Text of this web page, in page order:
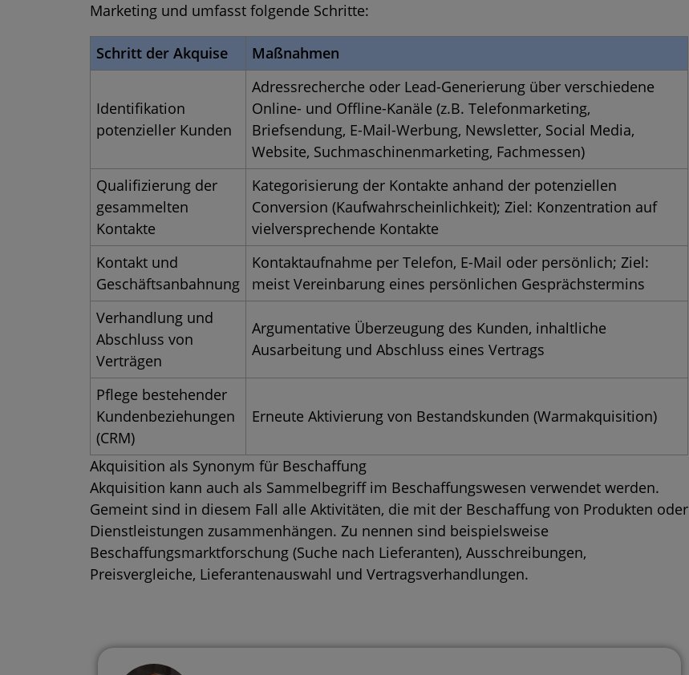
Marketing und umfasst folgende Schritte:
Schritt der Akquise Maßnahmen
Identifikation
potenzieller Kunden
Adressrecherche oder Lead-Generierung über verschiedene
Online- und Offline-Kanäle (z.B. Telefonmarketing,
Briefsendung, E-Mail-Werbung, Newsletter, Social Media,
Website, Suchmaschinenmarketing, Fachmessen)
Qualifizierung der
gesammelten
Kontakte
Kategorisierung der Kontakte anhand der potenziellen
Conversion (Kaufwahrscheinlichkeit); Ziel: Konzentration auf
vielversprechende Kontakte
Kontakt und
Geschäftsanbahnung
Kontaktaufnahme per Telefon, E-Mail oder persönlich; Ziel:
meist Vereinbarung eines persönlichen Gesprächstermins
Verhandlung und
Abschluss von
Verträgen
Argumentative Überzeugung des Kunden, inhaltliche
Ausarbeitung und Abschluss eines Vertrags
Pflege bestehender
Kundenbeziehungen
(CRM)
Erneute Aktivierung von Bestandskunden (Warmakquisition)
Akquisition als Synonym für Beschaffung
Akquisition kann auch als Sammelbegriff im Beschaffungswesen verwendet werden.
Gemeint sind in diesem Fall alle Aktivitäten, die mit der Beschaffung von Produkten oder
Dienstleistungen zusammenhängen. Zu nennen sind beispielsweise
Beschaffungsmarktforschung (Suche nach Lieferanten), Ausschreibungen,
Preisvergleiche, Lieferantenauswahl und Vertragsverhandlungen.